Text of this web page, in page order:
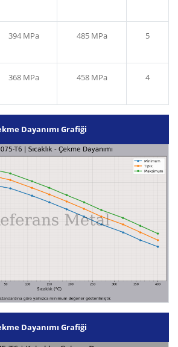
394 MPa 485 MPa 5
368 MPa 458 MPa 4
Dayanımı Grafiği
Dayanımı Grafiği